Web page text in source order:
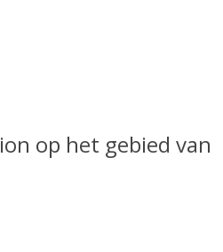
op het gebied van